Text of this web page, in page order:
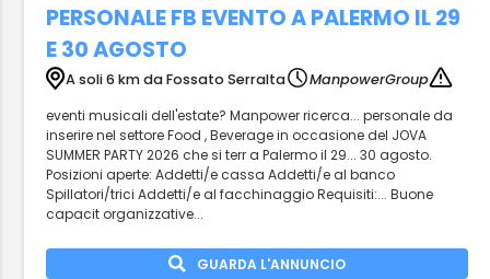
PERSONALE FB EVENTO A PALERMO IL 29
E 30 AGOSTO
A soli 6 km da Fossato Serralta
ManpowerGroup
eventi musicali dell'estate? Manpower ricerca... personale da
inserire nel settore Food , Beverage in occasione del JOVA
SUMMER PARTY 2026 che si terr a Palermo il 29... 30 agosto.
Posizioni aperte: Addetti/e cassa Addetti/e al banco
Spillatori/trici Addetti/e al facchinaggio Requisiti:... Buone
capacit organizzative...
GUARDA L'ANNUNCIO